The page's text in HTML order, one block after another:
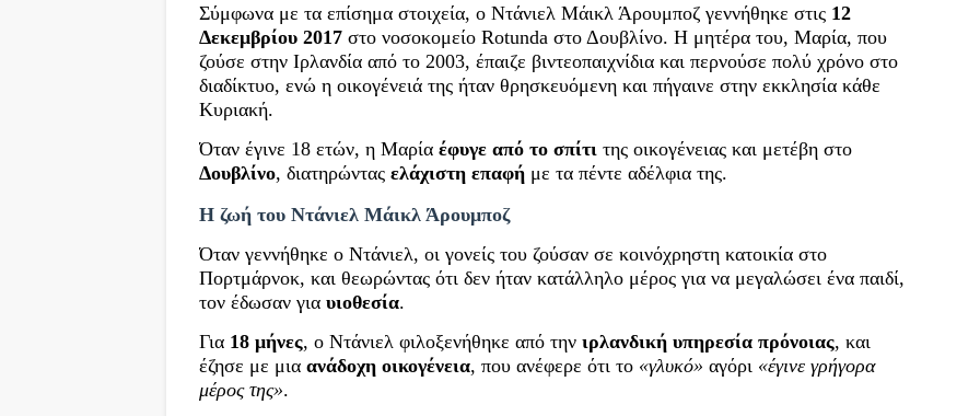
Σύμφωνα με τα επίσημα στοιχεία, ο Ντάνιελ Μάικλ Άρουμποζ γεννήθηκε στις 12
Δεκεμβρίου 2017 στο νοσοκομείο Rotunda στο Δουβλίνο. Η μητέρα του, Μαρία, που
ζούσε στην Ιρλανδία από το 2003, έπαιζε βιντεοπαιχνίδια και περνούσε πολύ χρόνο στο
διαδίκτυο, ενώ η οικογένειά της ήταν θρησκευόμενη και πήγαινε στην εκκλησία κάθε
Κυριακή.
Όταν έγινε 18 ετών, η Μαρία έφυγε από το σπίτι της οικογένειας και μετέβη στο
Δουβλίνο, διατηρώντας ελάχιστη επαφή με τα πέντε αδέλφια της.
Η ζωή του Ντάνιελ Μάικλ Άρουμποζ
Όταν γεννήθηκε ο Ντάνιελ, οι γονείς του ζούσαν σε κοινόχρηστη κατοικία στο
Πορτμάρνοκ, και θεωρώντας ότι δεν ήταν κατάλληλο μέρος για να μεγαλώσει ένα παιδί,
τον έδωσαν για υιοθεσία.
Για 18 μήνες, ο Ντάνιελ φιλοξενήθηκε από την ιρλανδική υπηρεσία πρόνοιας, και
έζησε με μια ανάδοχη οικογένεια, που ανέφερε ότι το «γλυκό» αγόρι «έγινε γρήγορα
μέρος της».